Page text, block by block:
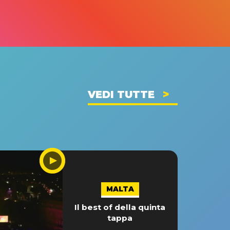
VEDI TUTTE
MALTA
Il best of della quinta
tappa